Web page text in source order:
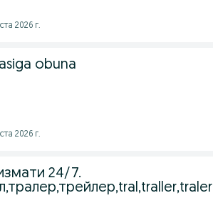
2026 г.
obuna
2026 г.
24/7.